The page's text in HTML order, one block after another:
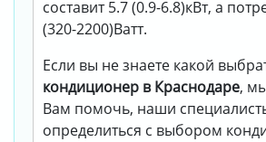
составит 5.7 (0.9-6.8)кВт, а
(320-2200)Ватт.
Если вы не знаете какой
кондиционер в Краснодаре,
Вам помочь, наши
определиться с выбором